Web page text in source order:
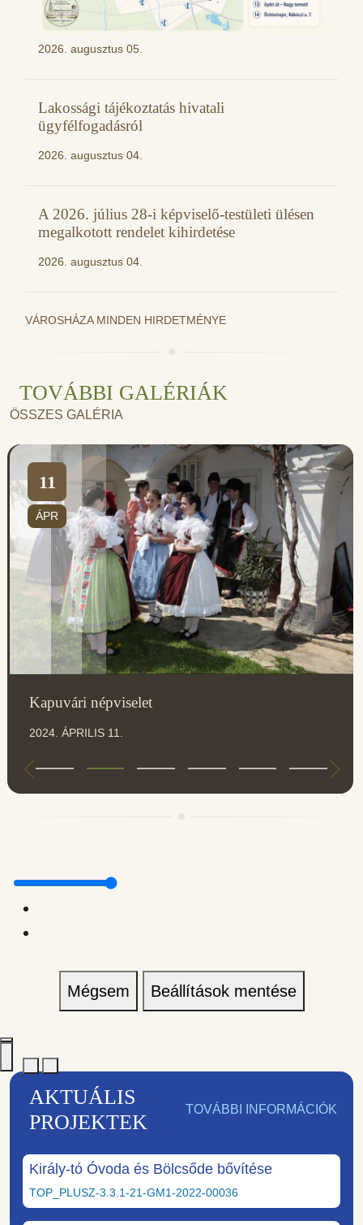
2026. augusztus 05.
Lakossági tájékoztatás hivatali
ügyfélfogadásról
2026. augusztus 04.
A 2026. július 28-i képviselő-testületi ülésen
megalkotott rendelet kihirdetése
2026. augusztus 04.
VÁROSHÁZA MINDEN HIRDETMÉNYE
TOVÁBBI GALÉRIÁK
ÖSSZES GALÉRIA
11
ÁPR
Kapuvári népviselet
2024. ÁPRILIS 11.
Mégsem Beállítások mentése
AKTUÁLIS
PROJEKTEK
TOVÁBBI INFORMÁCIÓK
Király-tó Óvoda és Bölcsőde bővítése
TOP_PLUSZ-3.3.1-21-GM1-2022-00036